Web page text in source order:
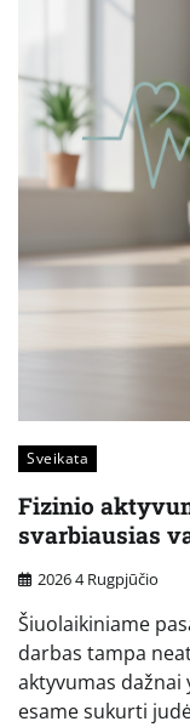
Sveikata
Fizinio
svarbiausias
2026 4 Rugpjūčio
Šiuolaikiniame
darbas tampa
aktyvumas
esame sukurti